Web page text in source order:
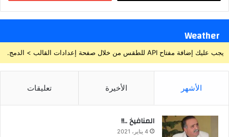
Weather
يجب عليك إضافة مفتاح API للطقس من خلال صفحة إعدادات القالب > الدمج.
الأشهر الأخيرة تعليقات
المنافيخ ..!!
4 يناير، 2021